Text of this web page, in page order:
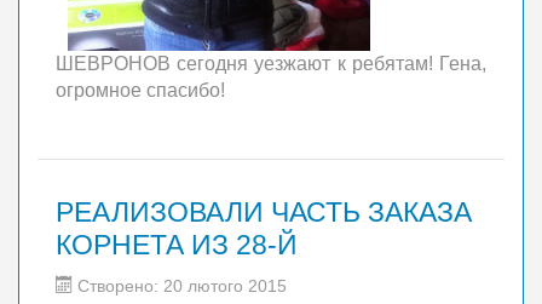
ШЕВРОНОВ сегодня уезжают к ребятам! Гена,
огромное спасибо!
РЕАЛИЗОВАЛИ ЧАСТЬ ЗАКАЗА
КОРНЕТА ИЗ 28-Й
Створено: 20 лютого 2015